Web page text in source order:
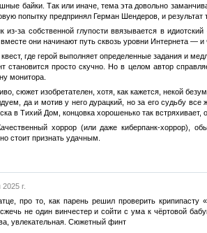
байки. Так или иначе, тема эта довольно
попытку предпринял Герман Шендеров, и результат
из-за собственной глупости ввязывается в
они начинают путь сквозь уровни Интернета —
где герой выполняет определенные задания и
становится просто скучно. Но в целом автор
монитора.
сюжет изобретателен, хотя, как кажется, некой
да и мотив у него дурацкий, но за его судьбу
в Тихий Дом, концовка хорошенько так
хоррор (или даже киберпанк-хоррор),
стоит признать удачным.
г.
про то, как парень решил проверить
не один винчестер и сойти с ума к чёртовой
увлекательная. Сюжетный финт